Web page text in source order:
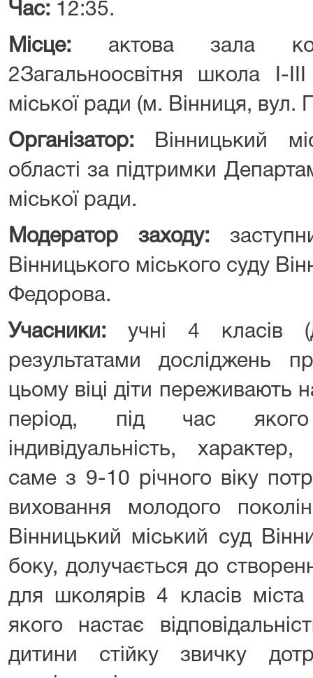
Час: 12:35.
Місце: актова зала
2Загальноосвітня школа І-
міської ради (м. Вінниця, вул.
Організатор: Вінницький
області за підтримки
міської ради.
Модератор заходу:
Вінницького міського суду
Федорова.
Учасники: учні 4 класів
результатами досліджень
цьому віці діти переживають
період, під час
індивідуальність,
саме з 9-10 річного віку
виховання молодого
Вінницький міський суд
боку, долучається до
для школярів 4 класів
якого настає
дитини стійку звичку